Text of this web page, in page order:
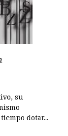
su
dotar...